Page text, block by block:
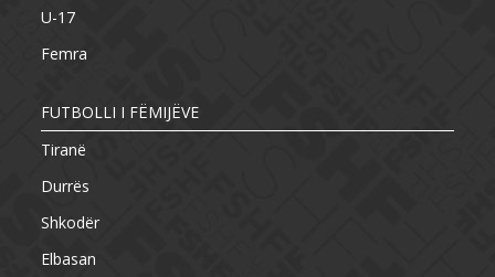
U-17
Femra
FUTBOLLI I FËMIJËVE
Tiranë
Durrës
Shkodër
Elbasan